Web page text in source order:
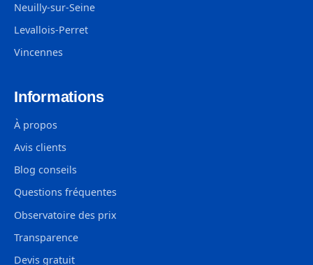
Neuilly-sur-Seine
Levallois-Perret
Vincennes
Informations
À propos
Avis clients
Blog conseils
Questions fréquentes
Observatoire des prix
Transparence
Devis gratuit